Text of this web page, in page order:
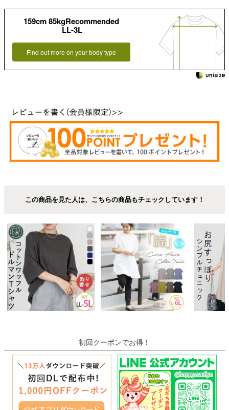
159cm 85kgRecommended
LL-3L
Find out more on your body type
この商品を見た人は、こちらの商品もチェックしています！
初回クーポンでお得！